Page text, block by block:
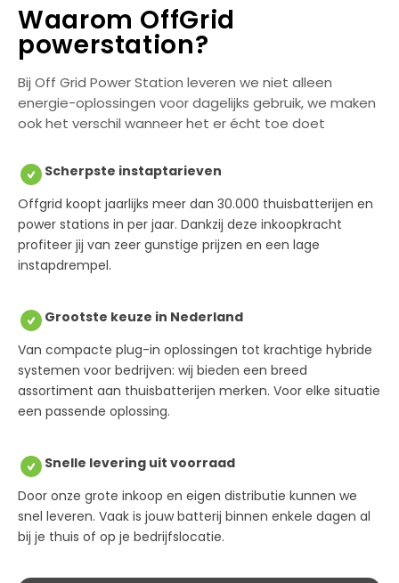
Waarom OffGrid
powerstation?
Bij Off Grid Power Station leveren we niet alleen
energie-oplossingen voor dagelijks gebruik, we maken
ook het verschil wanneer het er écht toe doet
Scherpste instaptarieven
Offgrid koopt jaarlijks meer dan 30.000 thuisbatterijen en
power stations in per jaar. Dankzij deze inkoopkracht
profiteer jij van zeer gunstige prijzen en een lage
instapdrempel.
Grootste keuze in Nederland
Van compacte plug-in oplossingen tot krachtige hybride
systemen voor bedrijven: wij bieden een breed
assortiment aan thuisbatterijen merken. Voor elke situatie
een passende oplossing.
Snelle levering uit voorraad
Door onze grote inkoop en eigen distributie kunnen we
snel leveren. Vaak is jouw batterij binnen enkele dagen al
bij je thuis of op je bedrijfslocatie.